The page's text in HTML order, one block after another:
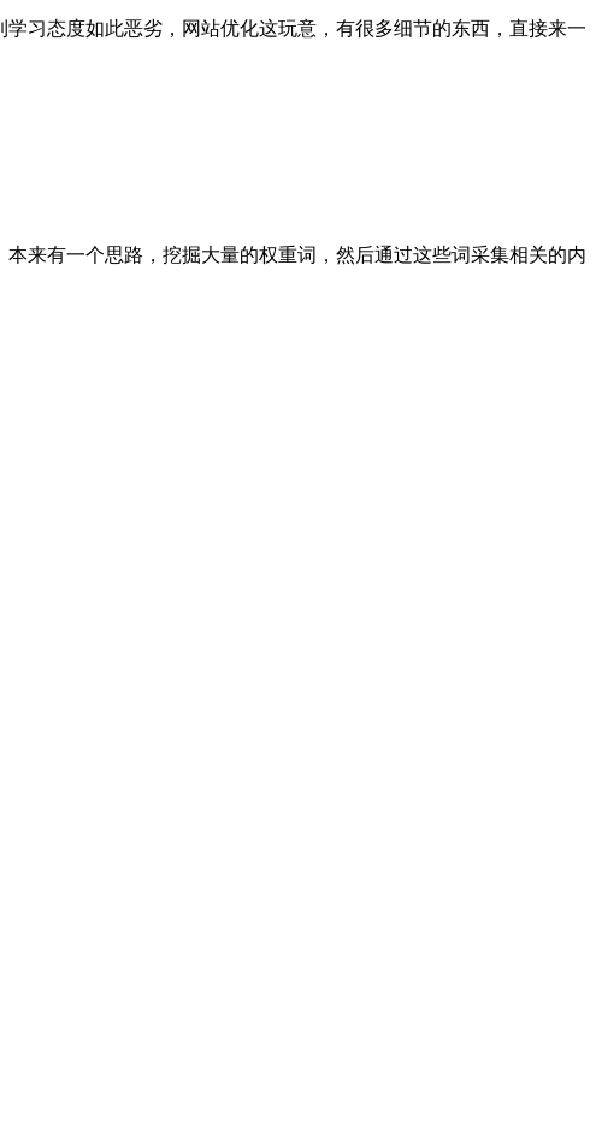
习态度如此恶劣，网站优化这玩意，有很多细节的东西，直接来一
来有一个思路，挖掘大量的权重词，然后通过这些词采集相关的内